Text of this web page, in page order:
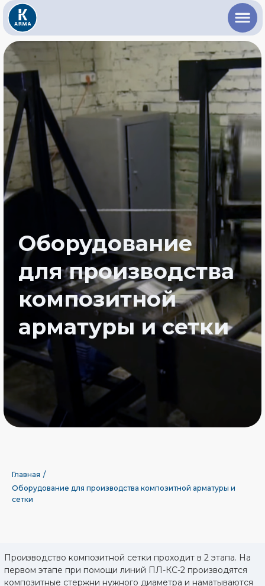
Оборудование
для производства
композитной
арматуры и сетки
Главная /
Оборудование для производства композитной арматуры и
сетки
Производство композитной сетки проходит в 2 этапа. На
первом этапе при помощи линий ПЛ-КС-2 производятся
композитные стержни нужного диаметра и наматываются
на бухты накопителя. На втором этапе бухты заряжаются